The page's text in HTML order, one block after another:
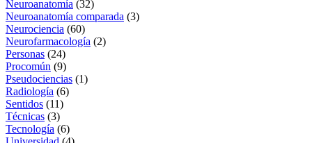
Neuroanatomía (32)
Neuroanatomía comparada (3)
Neurociencia (60)
Neurofarmacología (2)
Personas (24)
Procomún (9)
Pseudociencias (1)
Radiología (6)
Sentidos (11)
Técnicas (3)
Tecnología (6)